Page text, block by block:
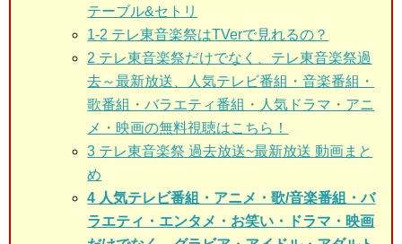
テーブル&セトリ
1-2 テレ東音楽祭はTVerで見れるの？
2 テレ東音楽祭だけでなく、テレ東音楽祭過
去～最新放送、人気テレビ番組・音楽番組・
歌番組・バラエティ番組・人気ドラマ・アニ
メ・映画の無料視聴はこちら！
3 テレ東音楽祭 過去放送~最新放送 動画まと
め
4 人気テレビ番組・アニメ・歌/音楽番組・バ
ラエティ・エンタメ・お笑い・ドラマ・映画